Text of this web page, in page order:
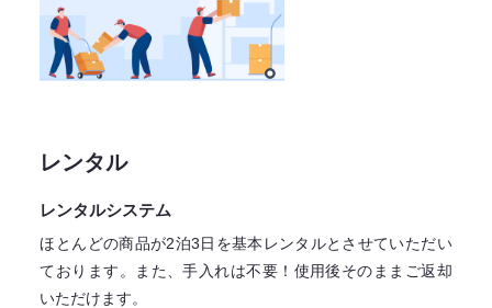
レンタル
レンタルシステム
ほとんどの商品が2泊3日を基本レンタルとさせていただい
ております。
また、手入れは不要！ 使用後そのままご返却
いただけます。